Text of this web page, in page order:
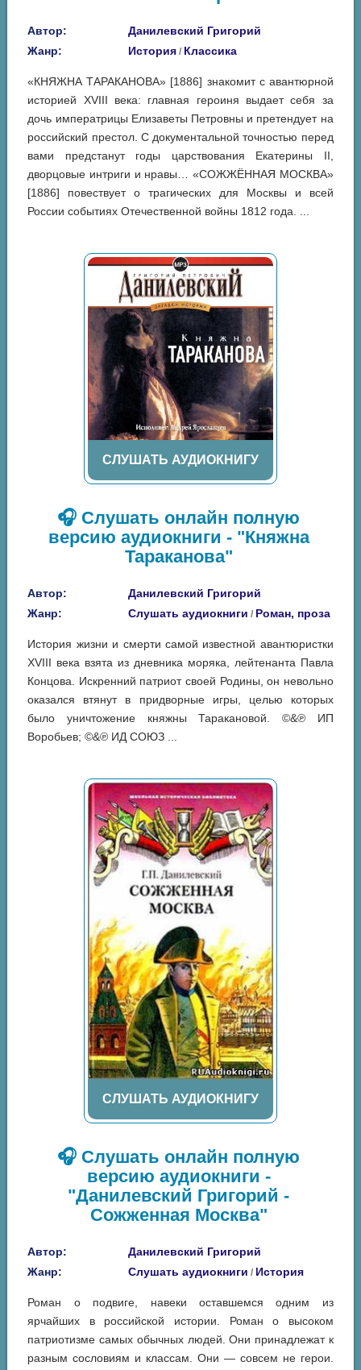
Автор:
Данилевский Григорий
Жанр:
История / Классика
«КНЯЖНА ТАРАКАНОВА» [1886] знакомит с авантюрной
историей XVIII века: главная героиня выдает себя за
дочь императрицы Елизаветы Петровны и претендует на
российский престол. С документальной точностью перед
вами предстанут годы царствования Екатерины II,
дворцовые интриги и нравы… «СОЖЖЁННАЯ МОСКВА»
[1886] повествует о трагических для Москвы и всей
России событиях Отечественной войны 1812 года. ...
СЛУШАТЬ АУДИОКНИГУ
🎧 Слушать онлайн полную
версию аудиокниги - "Княжна
Тараканова"
Автор:
Данилевский Григорий
Жанр:
Слушать аудиокниги / Роман, проза
История жизни и смерти самой известной авантюристки
XVIII века взята из дневника моряка, лейтенанта Павла
Концова. Искренний патриот своей Родины, он невольно
оказался втянут в придворные игры, целью которых
было уничтожение княжны Таракановой. ©&℗ ИП
Воробьев; ©&℗ ИД СОЮЗ ...
СЛУШАТЬ АУДИОКНИГУ
🎧 Слушать онлайн полную
версию аудиокниги -
"Данилевский Григорий -
Сожженная Москва"
Автор:
Данилевский Григорий
Жанр:
Слушать аудиокниги / История
Роман о подвиге, навеки оставшемся одним из
ярчайших в российской истории. Роман о высоком
патриотизме самых обычных людей. Они принадлежат к
разным сословиям и классам. Они — совсем не герои.